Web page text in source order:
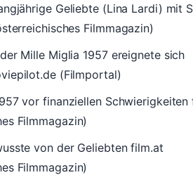
Geliebte (Lina Lardi) mit
Filmmagazin)
Mille Miglia 1957 ereignete sich
(Filmportal)
vor finanziellen Schwierigkeiten
Filmmagazin)
von der Geliebten film.at
Filmmagazin)